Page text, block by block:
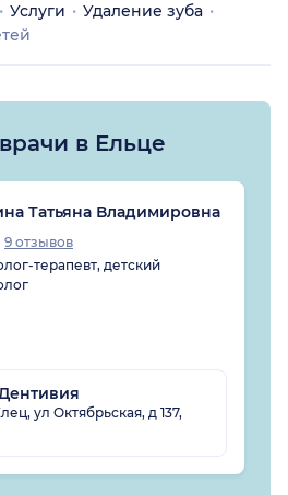
Услуги
Удаление зуба
в Ельце
Татьяна Владимировна
9 отзывов
терапевт, детский
ул Октябрьская, д 137,